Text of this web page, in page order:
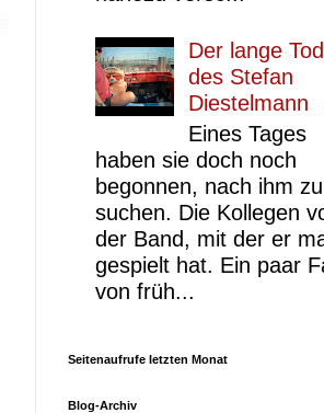
Der lange Tod
des Stefan
Diestelmann
Eines Tages
haben sie doch noch
begonnen, nach ihm zu
suchen. Die Kollegen
der Band, mit der er
gespielt hat. Ein paar
von früh...
Seitenaufrufe letzten Monat
Blog-Archiv